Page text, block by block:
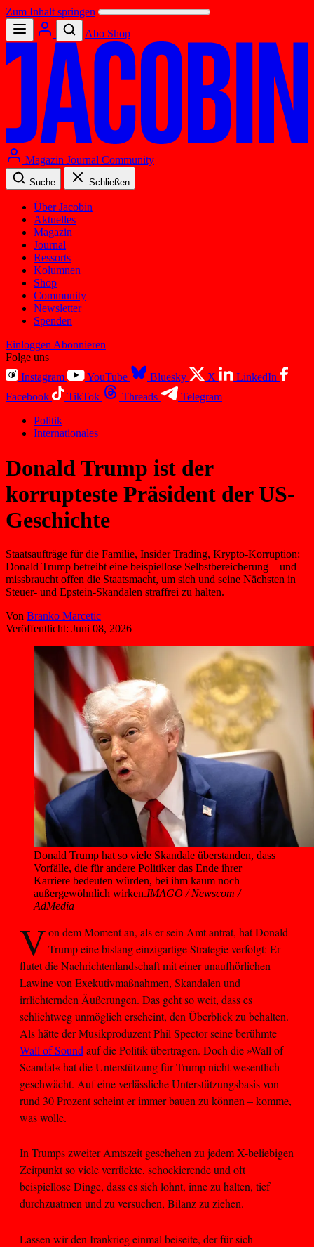
Zum Inhalt springen
Abo Shop
Magazin Journal Community
Suche Schließen
Über Jacobin
Aktuelles
Magazin
Journal
Ressorts
Kolumnen
Shop
Community
Newsletter
Spenden
Einloggen Abonnieren
Folge uns
Instagram
YouTube Bluesky X
LinkedIn
Facebook
TikTok Threads
Telegram
Politik
Internationales
Donald Trump ist der
korrupteste Präsident der US-
Geschichte
Staatsaufträge für die Familie, Insider Trading, Krypto-Korruption:
Donald Trump betreibt eine beispiellose Selbstbereicherung – und
missbraucht offen die Staatsmacht, um sich und seine Nächsten in
Steuer- und Epstein-Skandalen straffrei zu halten.
Von Branko Marcetic
Veröffentlicht: Juni 08, 2026
Donald Trump hat so viele Skandale überstanden, dass
Vorfälle, die für andere Politiker das Ende ihrer
Karriere bedeuten würden, bei ihm kaum noch
außergewöhnlich wirken.IMAGO / Newscom /
AdMedia
Von dem Moment an, als er sein Amt antrat, hat Donald
Trump eine bislang einzigartige Strategie verfolgt: Er
flutet die Nachrichtenlandschaft mit einer unaufhörlichen
Lawine von Exekutivmaßnahmen, Skandalen und
irrlichternden Äußerungen. Das geht so weit, dass es
schlichtweg unmöglich erscheint, den Überblick zu behalten.
Als hätte der Musikproduzent Phil Spector seine berühmte
Wall of Sound auf die Politik übertragen. Doch die »Wall of
Scandal« hat die Unterstützung für Trump nicht wesentlich
geschwächt. Auf eine verlässliche Unterstützungsbasis von
rund 30 Prozent scheint er immer bauen zu können – komme,
was wolle.
In Trumps zweiter Amtszeit geschehen zu jedem X-beliebigen
Zeitpunkt so viele verrückte, schockierende und oft
beispiellose Dinge, dass es sich lohnt, inne zu halten, tief
durchzuatmen und zu versuchen, Bilanz zu ziehen.
Lassen wir den Irankrieg einmal beiseite, der für sich